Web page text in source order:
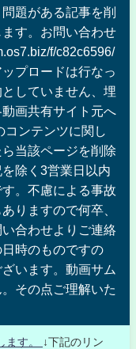
題がある記事を削
す。お問い合わせ
f/c82c6596/
プロードは行なっ
していません、埋
画共有サイト元へ
コンテンツに関し
当該ページを削除
除く3営業日以内
。不慮による事故
りますので何卒、
合わせよりご連絡
時のものですの
います。動画サム
その点ご理解いた
ます。
↓下記のリン